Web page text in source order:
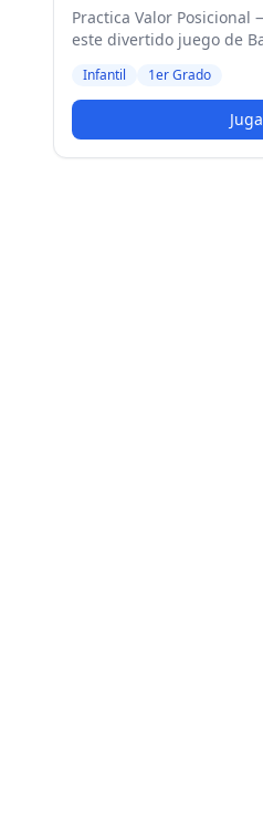
Practica Valor Posicional
este divertido juego de
Infantil 1er Grado